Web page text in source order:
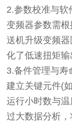
2.参数校准与软
变频器参数需
送机升级变频
化了低速扭矩输
3.备件管理与寿
建立关键元件(
运行小时数与
过大数据分析，